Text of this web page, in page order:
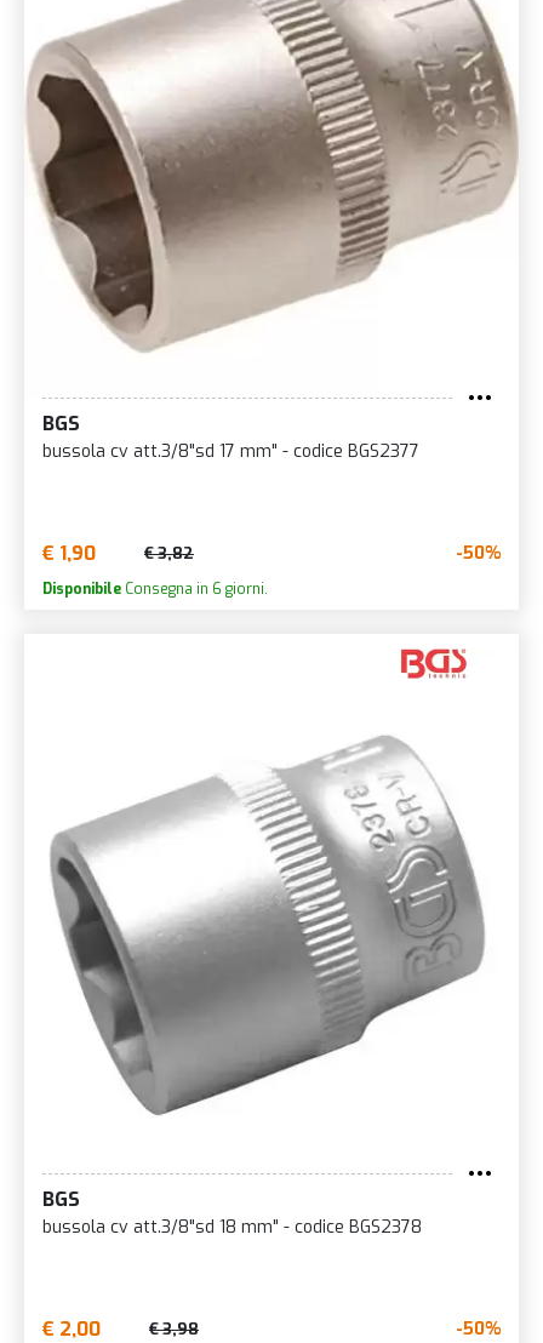
BGS
bussola cv att.3/8"sd 17 mm" - codice BGS2377
€ 1,90 € 3,82 -50%
Disponibile Consegna in 6 giorni.
BGS
bussola cv att.3/8"sd 18 mm" - codice BGS2378
€ 2,00 € 3,98 -50%